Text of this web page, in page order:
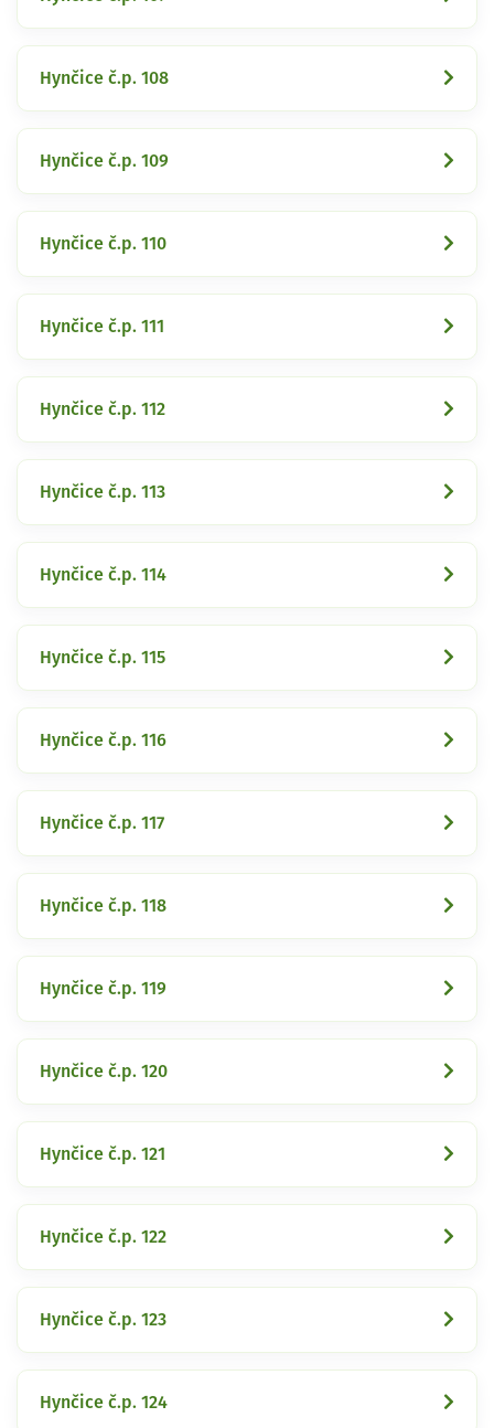
Hynčice č.p. 108
Hynčice č.p. 109
Hynčice č.p. 110
Hynčice č.p. 111
Hynčice č.p. 112
Hynčice č.p. 113
Hynčice č.p. 114
Hynčice č.p. 115
Hynčice č.p. 116
Hynčice č.p. 117
Hynčice č.p. 118
Hynčice č.p. 119
Hynčice č.p. 120
Hynčice č.p. 121
Hynčice č.p. 122
Hynčice č.p. 123
Hynčice č.p. 124